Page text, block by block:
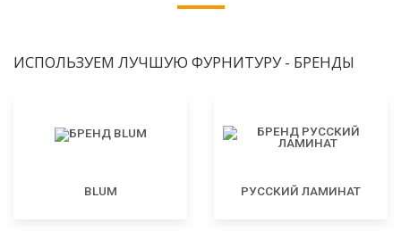
ИСПОЛЬЗУЕМ ЛУЧШУЮ ФУРНИТУРУ - БРЕНДЫ
BLUM РУССКИЙ ЛАМИНАТ